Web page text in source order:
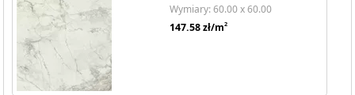
Wymiary: 60.00 x 60.00
147.58zł/m2